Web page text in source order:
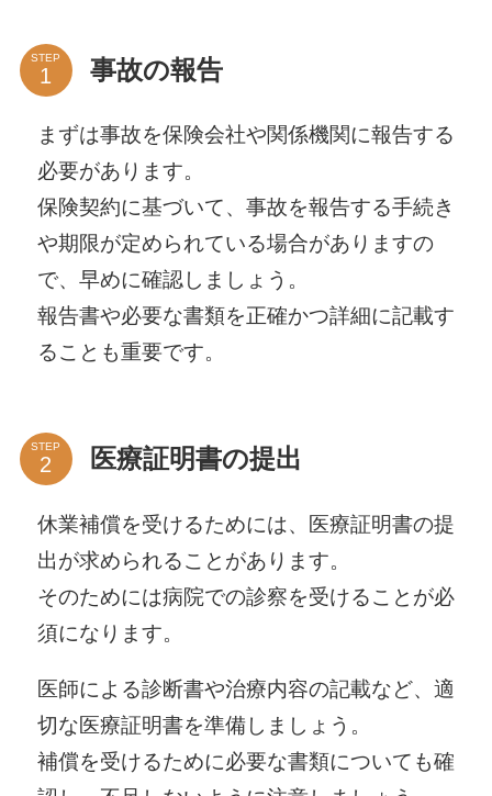
STEP 事故の報告
まずは事故を保険会社や関係機関に報告する
必要があります。
保険契約に基づいて、事故を報告する手続き
や期限が定められている場合がありますの
で、早めに確認しましょう。
報告書や必要な書類を正確かつ詳細に記載す
ることも重要です。
STEP 医療証明書の提出
休業補償を受けるためには、医療証明書の提
出が求められることがあります。
そのためには病院での診察を受けることが必
須になります。
医師による診断書や治療内容の記載など、適
切な医療証明書を準備しましょう。
補償を受けるために必要な書類についても確